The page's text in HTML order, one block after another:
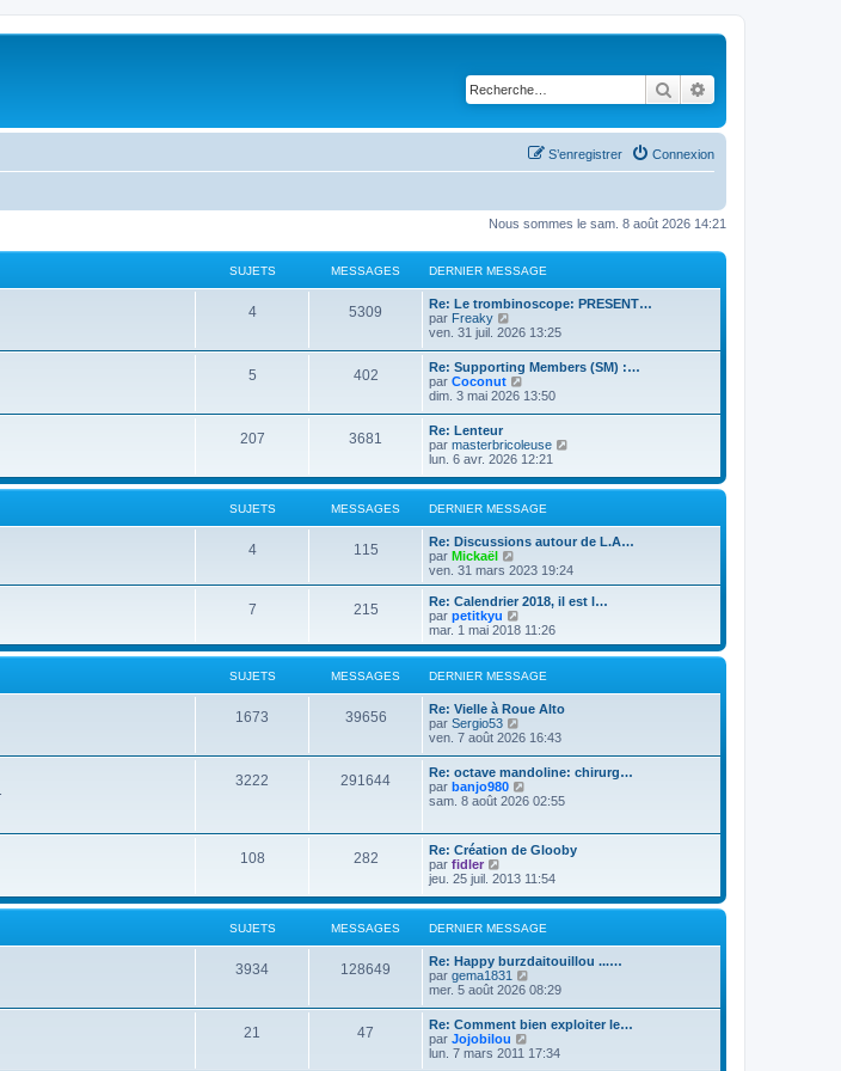
Rechercher
Connexion
S’enregistrer
Nous sommes le sam. 8 août 2026 14:21
SUJETS MESSAGES DERNIER MESSAGE
4 5309
Re: Le trombinoscope: PRESENT…
par Freaky
o
l
e
d
e
n
i
e
r
m
e
s
s
a
g
e
ven. 31 juil. 2026 13:25
5 402
Re: Supporting Members (SM) :…
par Coconut
o
e
d
e
r
n
i
e
m
s
s
a
g
e
dim. 3 mai 2026 13:50
207 3681
Re: Lenteur
par masterbricoleuse
r
d
e
n
i
e
e
s
lun. 6 avr. 2026 12:21
SUJETS MESSAGES DERNIER MESSAGE
4 115
Re: Discussions autour de L.A…
par Mickaël
o
i
r
l
e
e
r
n
i
e
r
m
e
s
s
a
ven. 31 mars 2023 19:24
7 215
Re: Calendrier 2018, il est l…
par petitkyu
o
i
r
l
e
n
i
e
r
m
a
g
e
mar. 1 mai 2018 11:26
SUJETS MESSAGES DERNIER MESSAGE
1673 39656
Re: Vielle à Roue Alto
par Sergio53
o
l
e
d
r
n
e
r
m
e
s
s
a
g
e
ven. 7 août 2026 16:43
3222 291644
Re: octave mandoline: chirurg…
par banjo980
o
e
d
e
r
n
i
e
r
m
e
s
a
g
e
sam. 8 août 2026 02:55
108 282
Re: Création de Glooby
par fidler
o
r
e
d
e
r
n
i
e
r
m
jeu. 25 juil. 2013 11:54
SUJETS MESSAGES DERNIER MESSAGE
3934 128649
Re: Happy burzdaitouillou ...…
par gema1831
o
r
l
e
d
mer. 5 août 2026 08:29
21 47
Re: Comment bien exploiter le…
par Jojobilou
o
lun. 7 mars 2011 17:34